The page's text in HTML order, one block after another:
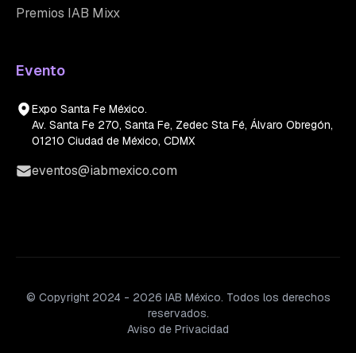
Premios IAB Mixx
Evento
Expo Santa Fe México.
Av. Santa Fe 270, Santa Fe, Zedec Sta Fé, Álvaro Obregón,
01210 Ciudad de México, CDMX
eventos@iabmexico.com
© Copyright 2024 - 2026 IAB México. Todos los derechos
reservados.
Aviso de Privacidad